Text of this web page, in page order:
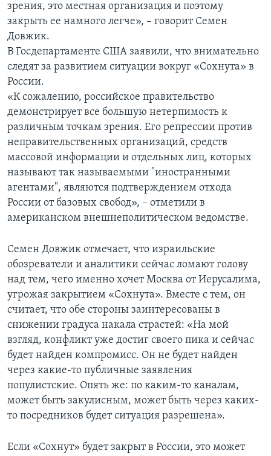
зрения, это местная организация и поэтому
закрыть ее намного легче», – говорит Семен
Довжик.
В Госдепартаменте США заявили, что внимательно
следят за развитием ситуации вокруг «Сохнута» в
России.
«К сожалению, российское правительство
демонстрирует все большую нетерпимость к
различным точкам зрения. Его репрессии против
неправительственных организаций, средств
массовой информации и отдельных лиц, которых
называют так называемыми "иностранными
агентами", являются подтверждением отхода
России от базовых свобод», – отметили в
американском внешнеполитическом ведомстве.
Семен Довжик отмечает, что израильские
обозреватели и аналитики сейчас ломают голову
над тем, чего именно хочет Москва от Иерусалима,
угрожая закрытием «Сохнута». Вместе с тем, он
считает, что обе стороны заинтересованы в
снижении градуса накала страстей: «На мой
взгляд, конфликт уже достиг своего пика и сейчас
будет найден компромисс. Он не будет найден
через какие-то публичные заявления
популистские. Опять же: по каким-то каналам,
может быть закулисным, может быть через каких-
то посредников будет ситуация разрешена».
Если «Сохнут» будет закрыт в России, это может